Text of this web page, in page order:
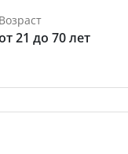
Возраст
21 до 70 лет